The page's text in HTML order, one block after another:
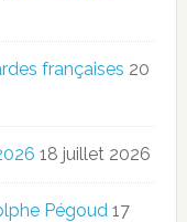
françaises 20
18 juillet 2026
Pégoud 17